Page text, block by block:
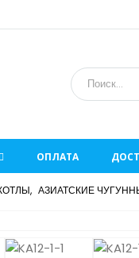
ОПЛАТА
, АЗИАТСКИЕ